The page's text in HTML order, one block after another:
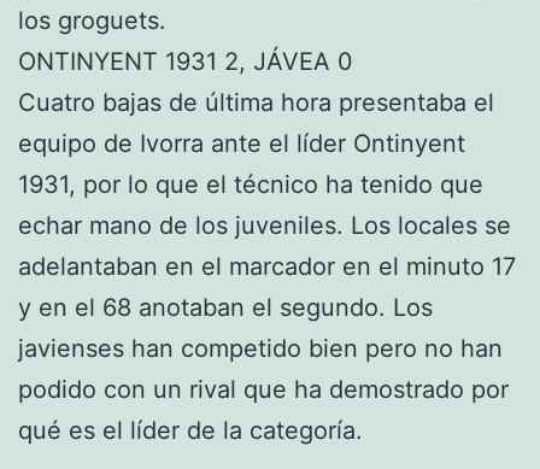
los groguets.
ONTINYENT 1931 2, JÁVEA 0
Cuatro bajas de última hora presentaba el
equipo de Ivorra ante el líder Ontinyent
1931, por lo que el técnico ha tenido que
echar mano de los juveniles. Los locales se
adelantaban en el marcador en el minuto 17
y en el 68 anotaban el segundo. Los
javienses han competido bien pero no han
podido con un rival que ha demostrado por
qué es el líder de la categoría.